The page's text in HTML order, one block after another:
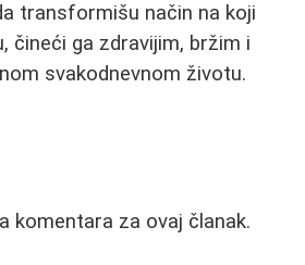
transformišu način na koji
čineći ga zdravijim, bržim i
svakodnevnom životu.
komentara za ovaj članak.